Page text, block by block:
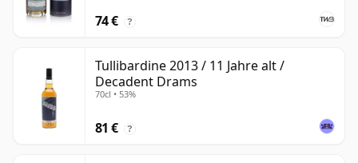
74 € ?
Tullibardine 2013 / 11 Jahre alt /
Decadent Drams
70cl • 53%
81 € ?